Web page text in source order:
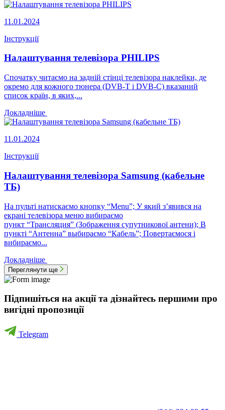
11.01.2024
Інструкції
Налаштування телевізора PHILIPS
Спочатку читаємо на задній стінці телевізора наклейки, де
окремо для кожного тюнера (DVB-T і DVB-C) вказаний
список країн, в яких,...
Докладніше
11.01.2024
Інструкції
Налаштування телевізора Samsung (кабельне
ТБ)
На пульті натискаємо кнопку “Menu”; У який з’явився на
екрані телевізора меню вибираємо
пункт “Трансляция” (Зображення супутникової антени); В
пункті “Антенна” выбираємо “Кабель”; Повертаємося і
вибираємо...
Докладніше
Переглянути ще
Підпишіться на акції та дізнайтесь першими про
вигідні пропозиції
Telegram